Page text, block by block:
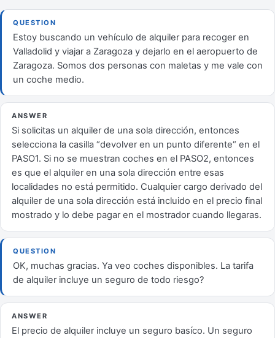
QUESTION
Estoy buscando un vehículo de alquiler para recoger en
Valladolid y viajar a Zaragoza y dejarlo en el aeropuerto de
Zaragoza. Somos dos personas con maletas y me vale con
un coche medio.
ANSWER
Si solicitas un alquiler de una sola dirección, entonces
selecciona la casilla “devolver en un punto diferente“ en el
PASO1. Si no se muestran coches en el PASO2, entonces
es que el alquiler en una sola dirección entre esas
localidades no está permitido. Cualquier cargo derivado del
alquiler de una sola dirección está incluido en el precio final
mostrado y lo debe pagar en el mostrador cuando llegaras.
QUESTION
OK, muchas gracias. Ya veo coches disponibles. La tarifa
de alquiler incluye un seguro de todo riesgo?
ANSWER
El precio de alquiler incluye un seguro basíco. Un seguro